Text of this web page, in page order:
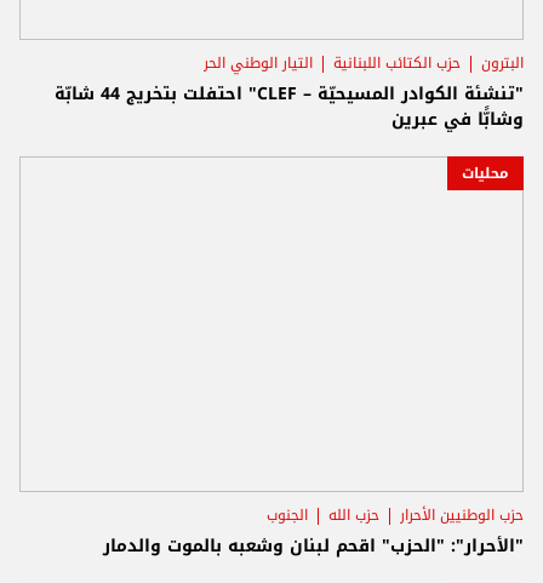
البترون حزب الكتائب اللبنانية التيار الوطني الحر
"تنشئة الكوادر المسيحيّة – CLEF" احتفلت بتخريج 44 شابّة
وشابًّا في عبرين
محليات
حزب الوطنيين الأحرار حزب الله الجنوب
"الأحرار": "الحزب" اقحم لبنان وشعبه بالموت والدمار